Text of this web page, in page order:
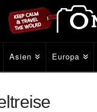
Asien Europa